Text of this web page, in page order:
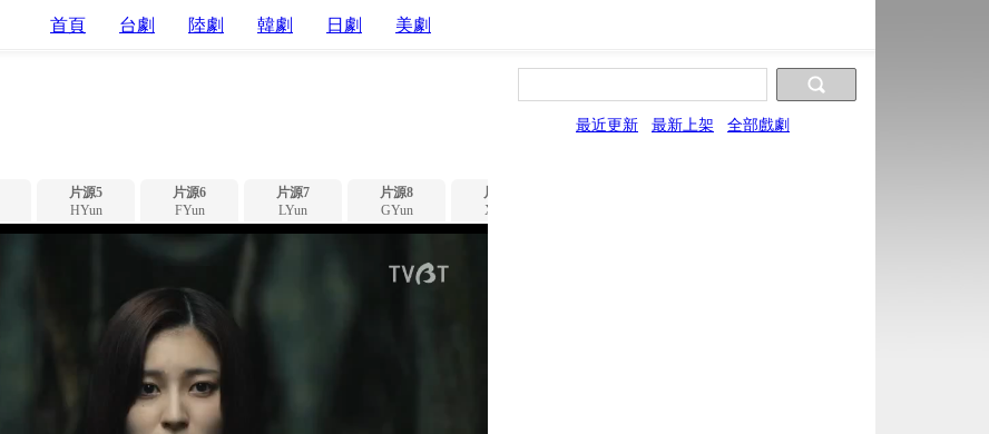
首頁 台劇 陸劇 韓劇 日劇 美劇
最近更新 最新上架 全部戲劇
片源5
HYun
片源6
FYun
片源7
LYun
片源8
GYun
片源9
XYun